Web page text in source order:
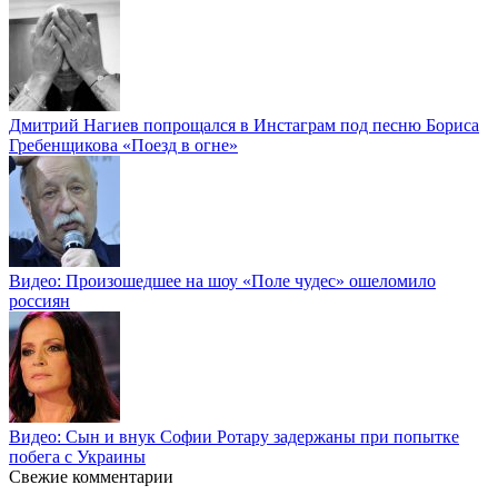
Дмитрий Нагиев попрощался в Инстаграм под песню Бориса
Гребенщикова «Поезд в огне»
Видео: Произошедшее на шоу «Поле чудес» ошеломило
россиян
Видео: Сын и внук Софии Ротару задержаны при попытке
побега с Украины
Свежие комментарии